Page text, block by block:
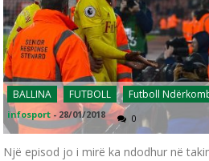
BALLINA FUTBOLL Futboll
infosport - 28/01/2018 0
Një episod jo i mirë ka ndodhur në